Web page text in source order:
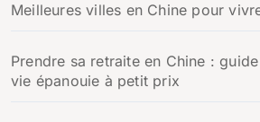
Meilleures villes en Chine pour
Prendre sa retraite en Chine :
vie épanouie à petit prix